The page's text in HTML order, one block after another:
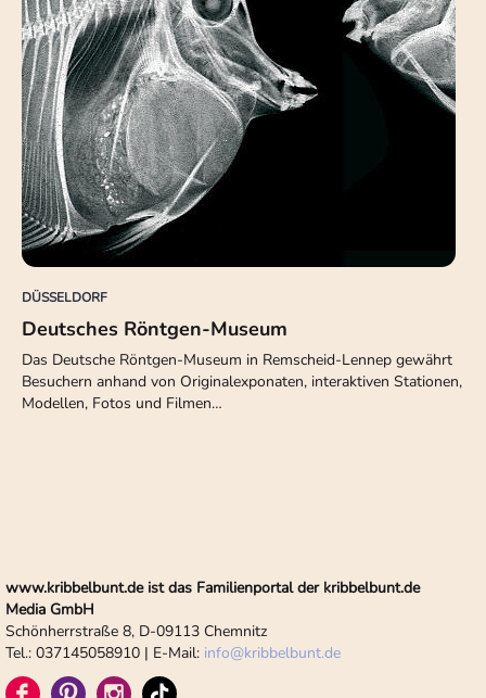
DÜSSELDORF
Deutsches Röntgen-Museum
Das Deutsche Röntgen-Museum in Remscheid-Lennep gewährt
Besuchern anhand von Originalexponaten, interaktiven Stationen,
Modellen, Fotos und Filmen…
www.kribbelbunt.de ist das Familienportal der kribbelbunt.de
Media GmbH
Schönherrstraße 8, D-09113 Chemnitz
Tel.: 037145058910 | E-Mail: info@kribbelbunt.de